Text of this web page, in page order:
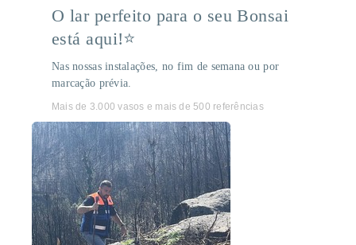
O lar perfeito para o seu Bonsai
está aqui!⭐
Nas nossas instalações, no fim de semana ou por
marcação prévia.
Mais de 3.000 vasos e mais de 500 referências